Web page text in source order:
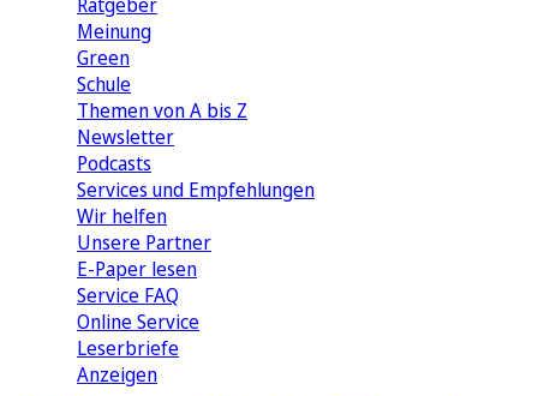
Meinung
Green
Schule
Themen von A bis Z
Newsletter
Podcasts
Services und Empfehlungen
Wir helfen
Unsere Partner
E-Paper lesen
Service FAQ
Online Service
Leserbriefe
Anzeigen